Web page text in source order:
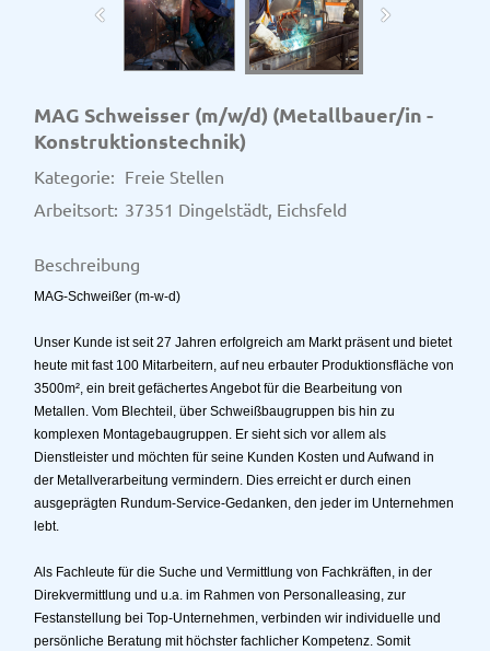
MAG Schweisser (m/w/d) (Metallbauer/in -
Konstruktionstechnik)
Kategorie: Freie Stellen
Arbeitsort: 37351 Dingelstädt, Eichsfeld
Beschreibung
MAG-Schweißer (m-w-d)
Unser Kunde ist seit 27 Jahren erfolgreich am Markt präsent und bietet
heute mit fast 100 Mitarbeitern, auf neu erbauter Produktionsfläche von
3500m², ein breit gefächertes Angebot für die Bearbeitung von
Metallen. Vom Blechteil, über Schweißbaugruppen bis hin zu
komplexen Montagebaugruppen. Er sieht sich vor allem als
Dienstleister und möchten für seine Kunden Kosten und Aufwand in
der Metallverarbeitung vermindern. Dies erreicht er durch einen
ausgeprägten Rundum-Service-Gedanken, den jeder im Unternehmen
lebt.
Als Fachleute für die Suche und Vermittlung von Fachkräften, in der
Direkvermittlung und u.a. im Rahmen von Personalleasing, zur
Festanstellung bei Top-Unternehmen, verbinden wir individuelle und
persönliche Beratung mit höchster fachlicher Kompetenz. Somit